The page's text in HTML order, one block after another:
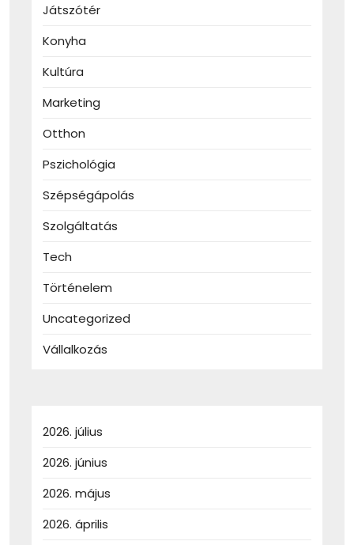
Játszótér
Konyha
Kultúra
Marketing
Otthon
Pszichológia
Szépségápolás
Szolgáltatás
Tech
Történelem
Uncategorized
Vállalkozás
2026. július
2026. június
2026. május
2026. április